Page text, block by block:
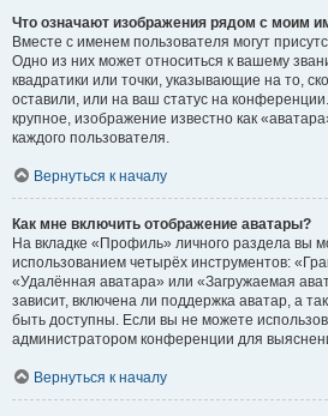
Что означают изображения рядом с моим
Вместе с именем пользователя могут
Одно из них может относиться к вашему
квадратики или точки, указывающие на то,
оставили, или на ваш статус на
крупное, изображение известно как
каждого пользователя.
Вернуться к началу
Как мне включить отображение аватары?
На вкладке «Профиль» личного раздела вы
использованием четырёх инструментов:
«Удалённая аватара» или «Загружаемая
зависит, включена ли поддержка аватар, а
быть доступны. Если вы не можете
администратором конференции для
Вернуться к началу